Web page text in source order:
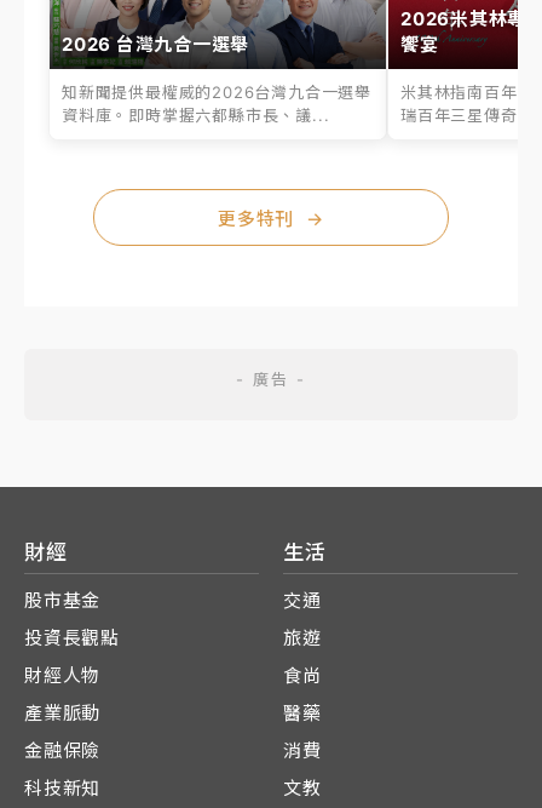
2026 台灣九合一選舉
知新聞提供最權威的2026台灣九合一選舉
資料庫。即時掌握六都縣市長、議...
2026米其林專
饗宴
米其林指南百年之
瑞百年三星傳奇、
更多特刊 →
財經
股市基金
投資長觀點
財經人物
產業脈動
金融保險
科技新知
生活
交通
旅遊
食尚
醫藥
消費
文教